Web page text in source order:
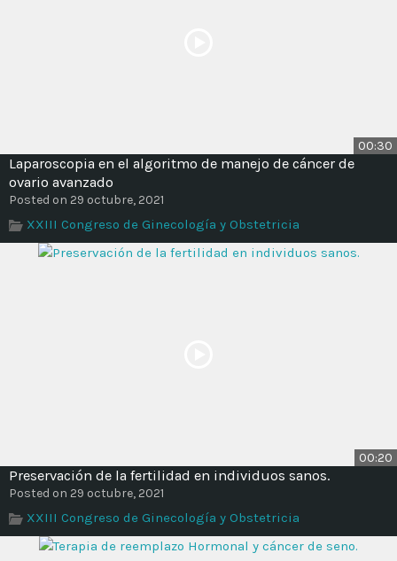
00:30
Laparoscopia en el algoritmo de manejo de cáncer de
ovario avanzado
Posted on 29 octubre, 2021
XXIII Congreso de Ginecología y Obstetricia
00:20
Preservación de la fertilidad en individuos sanos.
Posted on 29 octubre, 2021
XXIII Congreso de Ginecología y Obstetricia